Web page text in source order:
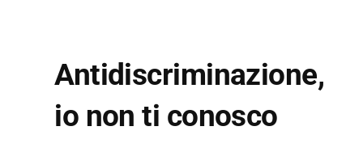
Antidiscriminazione,
io non ti conosco